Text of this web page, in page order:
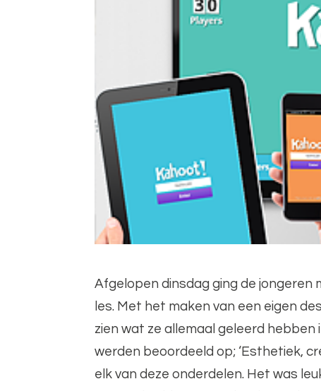
Afgelopen dinsdag ging de jongeren
les. Met het maken van een eigen
zien wat ze allemaal geleerd hebben
werden beoordeeld op; ‘Esthetiek,
elk van deze onderdelen. Het was